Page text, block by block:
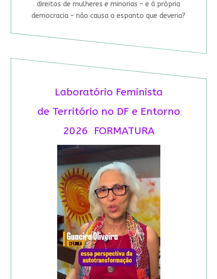
direitos de mulheres e minorias – e à própria
democracia – não causa o espanto que deveria?
Laboratório Feminista
de Território no DF e Entorno
2026 FORMATURA